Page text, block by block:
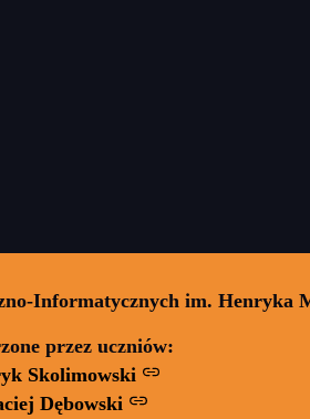
Informatycznych im. Henryka
przez uczniów:
Skolimowski
Dębowski